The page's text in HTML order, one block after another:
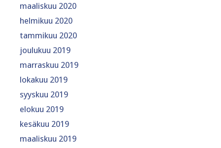
maaliskuu 2020
helmikuu 2020
tammikuu 2020
joulukuu 2019
marraskuu 2019
lokakuu 2019
syyskuu 2019
elokuu 2019
kesäkuu 2019
maaliskuu 2019